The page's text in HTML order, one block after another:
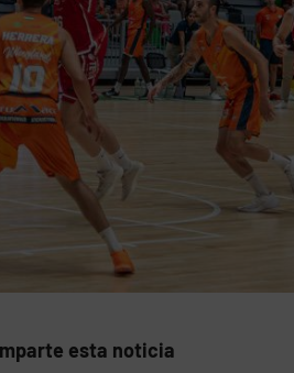
esta noticia